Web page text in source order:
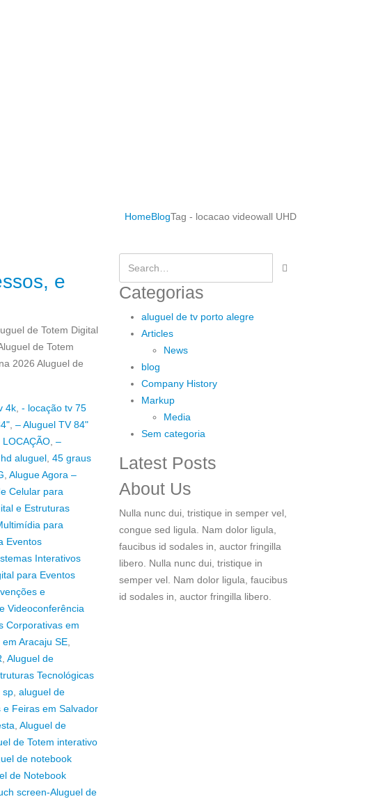
HomeBlogTag - locacao videowall UHD
e
de Totem Digital
de Totem
2026 Aluguel de
4k, - locação tv 75
, – Aluguel TV 84"
, –
aluguel, 45 graus
, Alugue Agora –
Celular para
e Estruturas
para
Eventos
Interativos
para Eventos
e
Videoconferência
Corporativas em
Aracaju SE,
, Aluguel de
Tecnológicas
sp, aluguel de
e Feiras em Salvador
, Aluguel de
de Totem interativo
de notebook
de Notebook
screen-Aluguel de
Categorias
aluguel de tv porto alegre
Articles
News
blog
Company History
Markup
Media
Sem categoria
Latest Posts
About Us
Nulla nunc dui, tristique in semper vel,
congue sed ligula. Nam dolor ligula,
faucibus id sodales in, auctor fringilla
libero. Nulla nunc dui, tristique in
semper vel. Nam dolor ligula, faucibus
id sodales in, auctor fringilla libero.